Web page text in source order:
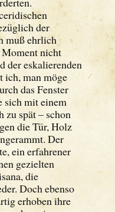
der
muß ehrlich
Moment nicht
der eskalierenden
ich, man möge
das Fenster
sich mit einem
zu spät – schon
die Tür, Holz
Der
ein erfahrener
gezielten
die
Doch ebenso
erhoben ihre